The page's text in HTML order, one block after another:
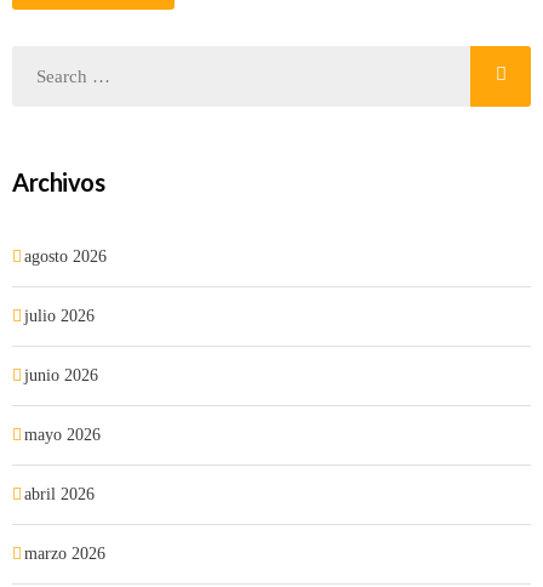
Archivos
agosto 2026
julio 2026
junio 2026
mayo 2026
abril 2026
marzo 2026